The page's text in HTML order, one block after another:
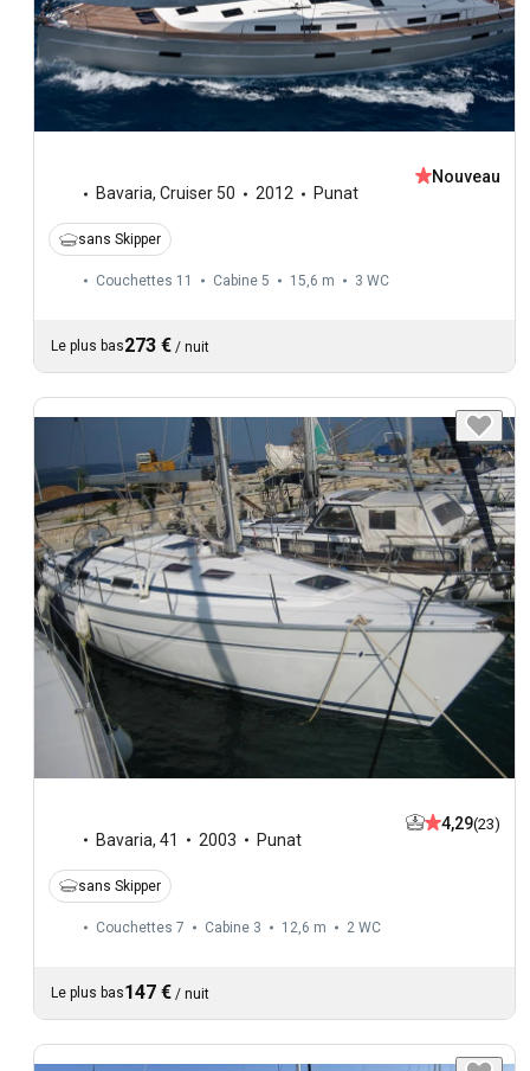
Bavaria, Cruiser 50 2012 Punat
Nouveau
sans Skipper
Couchettes 11 Cabine 5 15,6 m 3 WC
Le plus bas273 € / nuit
Bavaria, 41 2003 Punat
4,29(23)
sans Skipper
Couchettes 7 Cabine 3 12,6 m 2 WC
Le plus bas147 € / nuit